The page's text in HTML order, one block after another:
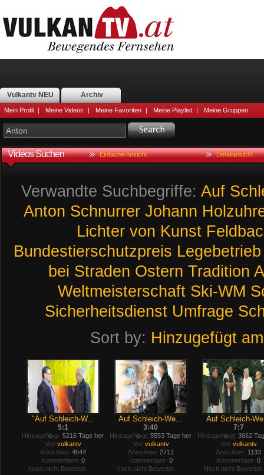
Vulkantv NEU Archiv
Mein Profil | Meine Videos | Meine Favoriten | Meine Playlist | Meine Gruppen
Videos Suchen Einfache Ansicht Detailansicht
Verwandte Suchbegriffe: Auf
Anton Schnurrer Johann
Lichter von Kunst
Bundestierschutzpreis Legebetrieb
bei Straden Ostern Tradition
Weltmeisterschaft Ski-WM
Sicherheitsdienst Umfrage
Sort by: Hinzugefügt am
"Auf Schleich-W...
5:1
Hinzugef�gt: 5216 Tage her
Von vulkantv
Ansichten: 4644
Kommentare: 0
Noch nicht Bewertet
Auf Schleich-We...
3:40
Hinzugef�gt: 5553 Tage her
Von vulkantv
Ansichten: 2712
Kommentare: 0
Noch nicht Bewertet
Auf Schleich-
7:7
Hinzugef�gt: 3662
Von vulkantv
Ansichten: 1133
Kommentare: 0
Noch nicht Bewertet